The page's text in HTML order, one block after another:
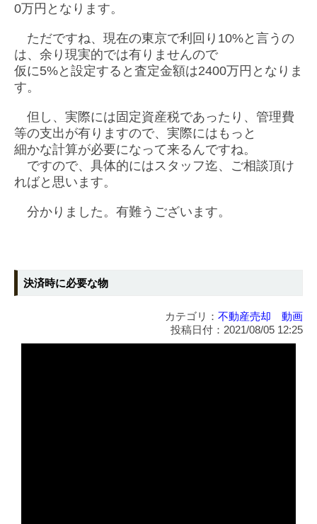
0万円となります。
ただですね、現在の東京で利回り10%と言うの
は、余り現実的では有りませんので
仮に5%と設定すると査定金額は2400万円となりま
す。
但し、実際には固定資産税であったり、管理費
等の支出が有りますので、実際にはもっと
細かな計算が必要になって来るんですね。
ですので、具体的にはスタッフ迄、ご相談頂け
ればと思います。
分かりました。有難うございます。
決済時に必要な物
カテゴリ： 不動産売却 動画
投稿日付：2021/08/05 12:25